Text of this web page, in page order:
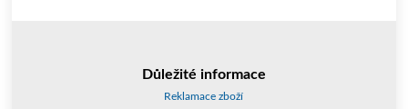
Důležité informace
Reklamace zboží